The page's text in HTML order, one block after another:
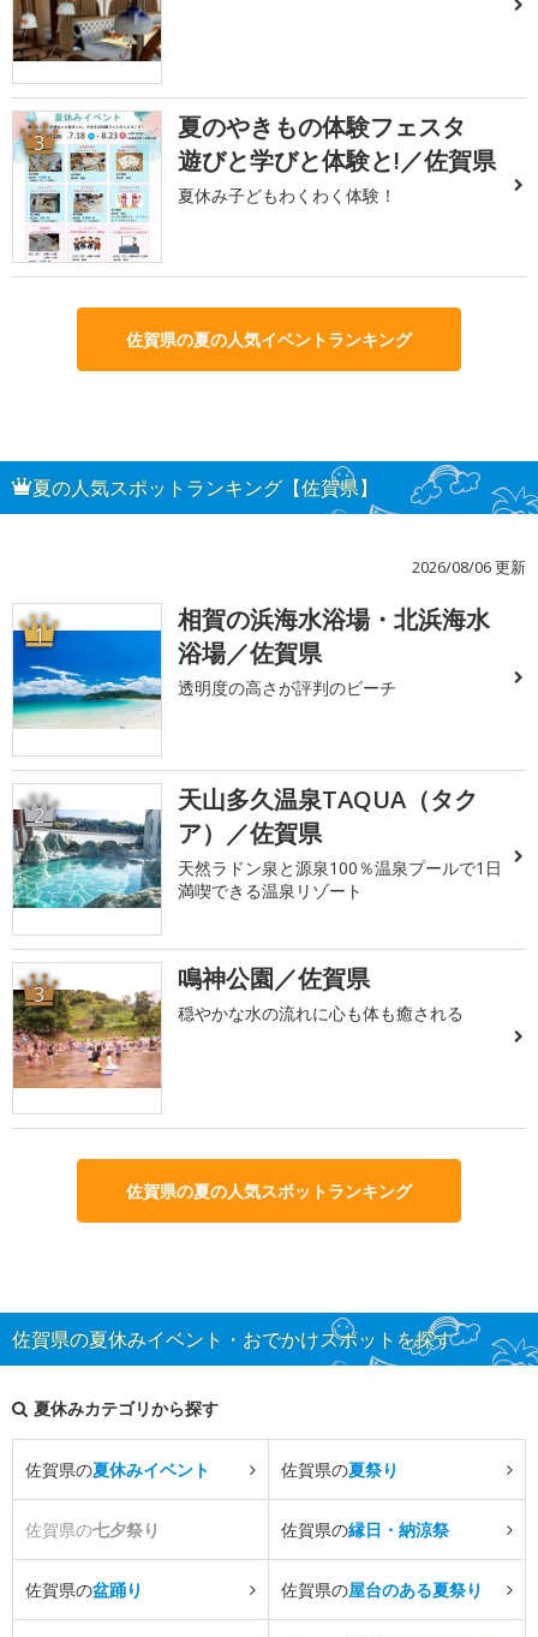
3
夏のやきもの体験フェスタ
遊びと学びと体験と!／佐賀県
夏休み子どもわくわく体験！
佐賀県の夏の人気イベントランキング
夏の人気スポットランキング【佐賀県】
2026/08/06 更新
1
相賀の浜海水浴場・北浜海水
浴場／佐賀県
透明度の高さが評判のビーチ
2
天山多久温泉TAQUA（タク
ア）／佐賀県
天然ラドン泉と源泉100％温泉プールで1日
満喫できる温泉リゾート
3 鳴神公園／佐賀県
穏やかな水の流れに心も体も癒される
佐賀県の夏の人気スポットランキング
佐賀県の夏休みイベント・おでかけスポットを探す
夏休みカテゴリから探す
佐賀県の夏休みイベント 佐賀県の夏祭り
佐賀県の七夕祭り 佐賀県の縁日・納涼祭
佐賀県の盆踊り 佐賀県の屋台のある夏祭り